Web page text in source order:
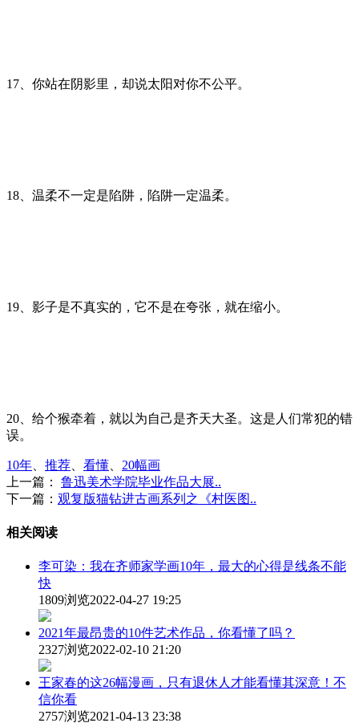
17、你站在阴影里，却说太阳对你不公平。
18、温柔不一定是陷阱，陷阱一定温柔。
19、影子是不真实的，它不是在夸张，就在缩小。
20、给个猴牵着，就以为自己是齐天大圣。这是人们常犯的错
误。
10年 推荐 看懂
20幅画
上一篇：
鲁迅美术学院毕业作品大展..
下一篇： 观复版猫钻进古画系列之《村医图..
相关阅读
李可染：我在齐师家学画10年，最大的心得是线条不能
快
1809浏览2022-04-27 19:25
2021年最昂贵的10件艺术作品，你看懂了吗？
2327浏览2022-02-10 21:20
王家春的这26幅漫画，只有退休人才能看懂其深意！不
信你看
2757浏览2021-04-13 23:38